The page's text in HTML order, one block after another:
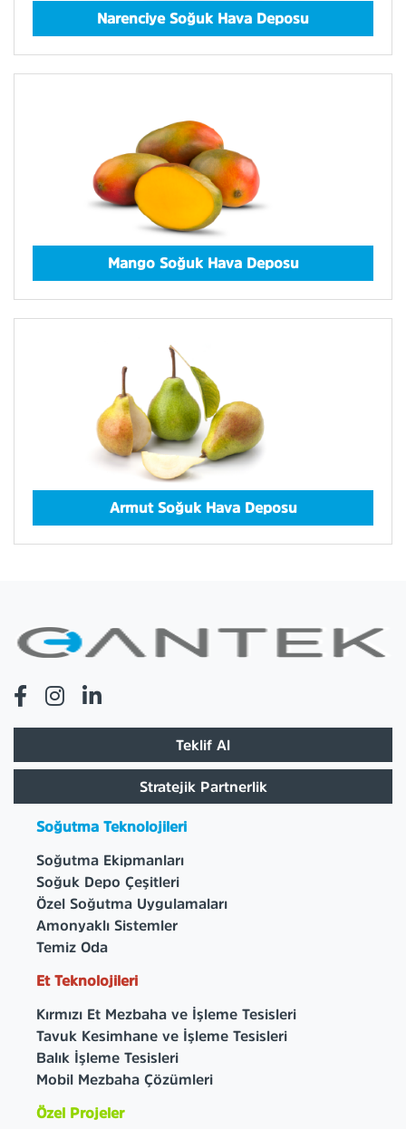
Narenciye Soğuk Hava Deposu
Mango Soğuk Hava Deposu
Armut Soğuk Hava Deposu
Teklif Al
Stratejik Partnerlik
Soğutma Teknolojileri
Soğutma Ekipmanları
Soğuk Depo Çeşitleri
Özel Soğutma Uygulamaları
Amonyaklı Sistemler
Temiz Oda
Et Teknolojileri
Kırmızı Et Mezbaha ve İşleme Tesisleri
Tavuk Kesimhane ve İşleme Tesisleri
Balık İşleme Tesisleri
Mobil Mezbaha Çözümleri
Özel Projeler